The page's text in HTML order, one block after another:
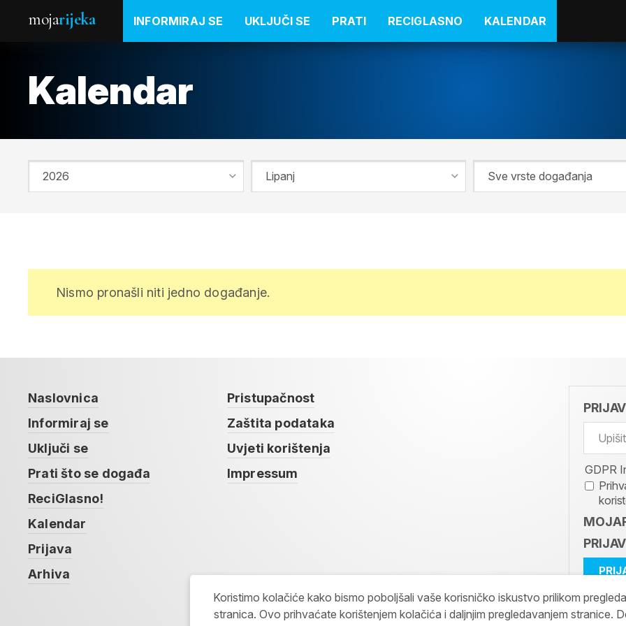
mojarijeka INFORMIRAJ SE UKLJUČI SE PRATI RECIGLASNO KALENDAR
Kalendar
Nismo pronašli niti jedno događanje.
Naslovnica
Informiraj se
Uključi se
Prati što se događa
ReciGlasno!
Kalendar
Prijava
Arhiva
Pristupačnost
Zaštita podataka
Uvjeti korištenja
Impressum
GDPR
Koristimo kolačiće kako bismo poboljšali vaše korisničko iskustvo prilikom
stranica. Ovo prihvaćate korištenjem kolačića i daljnjim pregledavanjem stranice.